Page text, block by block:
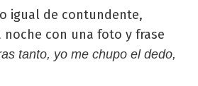
igual de contundente,
noche con una foto y frase
tanto, yo me chupo el dedo,